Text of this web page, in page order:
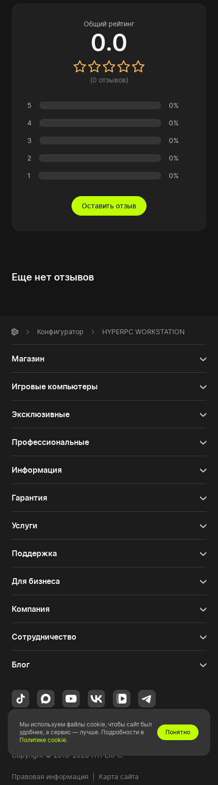
Общий рейтинг
0.0
(0 отзывов)
5 0%
4 0%
3 0%
2 0%
1 0%
Оставить отзыв
Еще нет отзывов
Конфигуратор HYPERPC WORKSTATION
Магазин
Игровые компьютеры
Эксклюзивные
Профессиональные
Информация
Гарантия
Услуги
Поддержка
Для бизнеса
Компания
Сотрудничество
Блог
Приглашаем вас в нашшоу-рум в Москве
. Позвонить
+7 (495) 120-35-20 илинаписать нам.
Copyright © 2010-2026 HYPERPC.
Правовая информация Карта сайта
Мы используем файлы cookie, чтобы сайт был
удобнее, а сервис — лучше. Подробности в
Политике cookie.
Понятно